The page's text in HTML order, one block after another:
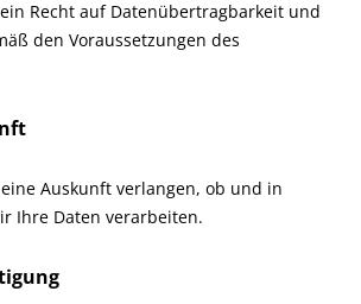
Recht auf Datenübertragbarkeit und
den Voraussetzungen des
Auskunft verlangen, ob und in
Ihre Daten verarbeiten.